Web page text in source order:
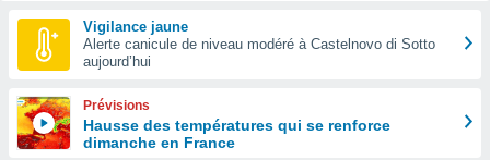
Vigilance jaune
Alerte canicule de niveau modéré à Castelnovo di Sotto
aujourd’hui
Prévisions
Hausse des températures qui se renforce
dimanche en France